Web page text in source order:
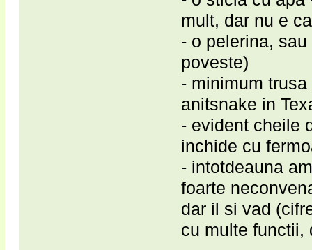
mult, dar nu e
- o pelerina,
poveste)
- minimum
anitsnake in
- evident cheile
inchide cu
- intotdeauna
foarte
dar il si vad
cu multe functii,